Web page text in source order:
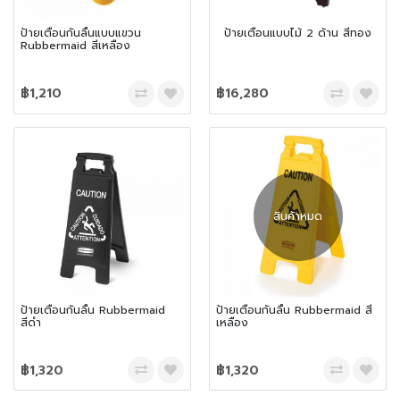
ป้ายเตือนกันลื่นแบบแขวน
Rubbermaid สีเหลือง
฿1,210
ป้ายเตือนแบบไม้ 2 ด้าน สีทอง
฿16,280
ป้ายเตือนกันลื่น Rubbermaid
สีดำ
฿1,320
สินค้าหมด
ป้ายเตือนกันลื่น Rubbermaid สี
เหลือง
฿1,320